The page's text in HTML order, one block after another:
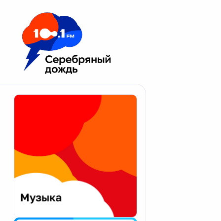
Москва 100.1 FM
Апатиты
Екатеринбург
Калининград
Калуга